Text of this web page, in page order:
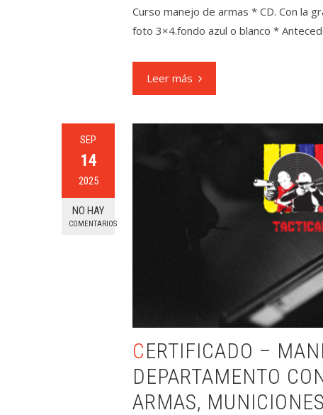
Curso manejo de armas * CD. Con la
foto 3×4.fondo azul o blanco *
Leer más
SEP
14
2025
NO HAY
COMENTARIOS
CERTIFICADO – MANEJO DE ARMAS – DCCAE
DEPARTAMENTO
ARMAS,